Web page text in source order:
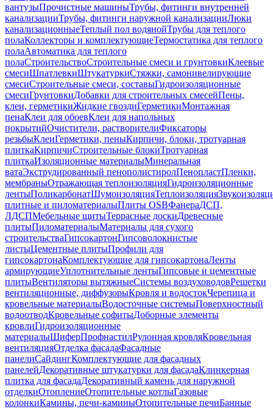
вантузыПрочистные машиныТрубы, фитинги внутренней
канализацииТрубы, фитинги наружной канализацииЛюки
канализационныеТеплый пол водянойТрубы для теплого
полаКоллекторы и комплектующиеТермостатика для теплого
полаАвтоматика для теплого
полаСтроительствоСтроительные смеси и грунтовкиКлеевые
смесиШпатлевкиШтукатуркиСтяжки, самонивелирующие
смесиСтроительные смеси, составыГидроизоляционные
смесиГрунтовкиДобавки для строительных смесейПены,
клеи, герметикиЖидкие гвоздиГерметикиМонтажная
пенаКлеи для обоевКлеи для напольных
покрытийОчистители, растворителиФиксаторы
резьбыКлеиГерметики, пеныКирпичи, блоки, тротуарная
плиткаКирпичиСтроительные блокиТротуарная
плиткаИзоляционные материалыМинеральная
ватаЭкструдированный пенополистиролПенопластПленки,
мембраныОтражающая теплоизоляцияГидроизоляционные
лентыПоликарбонатШумоизоляцияТеплоизоляция
плитные и пиломатериалыПлиты OSBФанераДСП,
ЛДСПМебельные щитыТеррасные доскиДревесные
плитыПиломатериалыМатериалы для сухого
строительстваГипсокартонГипсоволокнистые
листыЦементные плитыПрофили для
гипсокартонаКомплектующие для гипсокартонаЛенты
армирующиеУплотнительные лентыГипсовые и цементные
плитыВентиляторы вытяжныеСистемы воздуховодовРешетки
вентиляционные, диффузорыКровля и водостокЧерепица и
кровельные материалыВодосточные системыПоверхностный
водоотводКровельные софитыДоборные элементы
кровлиГидроизоляционные
материалыШиферПрофнастилРулонная кровляКровельная
вентиляцияОтделка фасадаФасадные
панелиСайдингКомплектующие для фасадных
панелейДекоративные штукатурки для фасадаКлинкерная
плитка для фасадаДекоративный камень для наружной
отделкиОтоплениеОтопительные котлыГазовые
колонкиКамины, печи-каминыОтопительные печиБанные